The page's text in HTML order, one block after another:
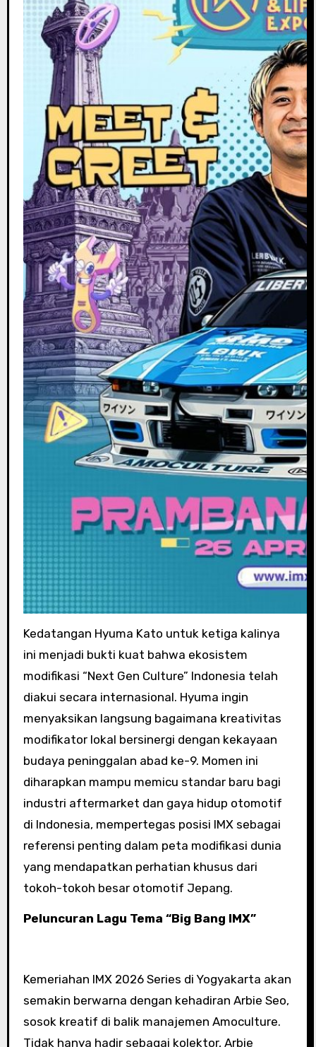
Kedatangan Hyuma Kato untuk ketiga kalinya
ini menjadi bukti kuat bahwa ekosistem
modifikasi “Next Gen Culture” Indonesia telah
diakui secara internasional. Hyuma ingin
menyaksikan langsung bagaimana kreativitas
modifikator lokal bersinergi dengan kekayaan
budaya peninggalan abad ke-9. Momen ini
diharapkan mampu memicu standar baru bagi
industri aftermarket dan gaya hidup otomotif
di Indonesia, mempertegas posisi IMX sebagai
referensi penting dalam peta modifikasi dunia
yang mendapatkan perhatian khusus dari
tokoh-tokoh besar otomotif Jepang.
Peluncuran Lagu Tema “Big Bang IMX”
Kemeriahan IMX 2026 Series di Yogyakarta akan
semakin berwarna dengan kehadiran Arbie Seo,
sosok kreatif di balik manajemen Amoculture.
Tidak hanya hadir sebagai kolektor, Arbie